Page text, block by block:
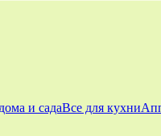
и садаВсе для кухни